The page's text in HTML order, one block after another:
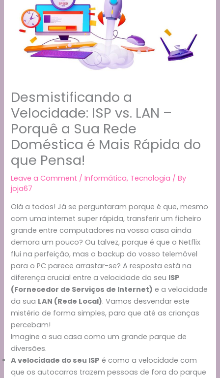
Desmistificando a
Velocidade: ISP vs. LAN –
Porquê a Sua Rede
Doméstica é Mais Rápida do
que Pensa!
Leave a Comment /Informática, Tecnologia / By
joja67
Olá a todos! Já se perguntaram porque é que, mesmo
com uma internet super rápida, transferir um ficheiro
grande entre computadores na vossa casa ainda
demora um pouco? Ou talvez, porque é que o Netflix
flui na perfeição, mas o backup do vosso telemóvel
para o PC parece arrastar-se? A resposta está na
diferença crucial entre a velocidade do seu ISP
(Fornecedor de Serviços de Internet) e a velocidade
da sua LAN (Rede Local). Vamos desvendar este
mistério de forma simples, para que até as crianças
percebam!
Imagine a sua casa como um grande parque de
diversões.
A velocidade do seu ISP é como a velocidade com
que os autocarros trazem pessoas de fora do parque